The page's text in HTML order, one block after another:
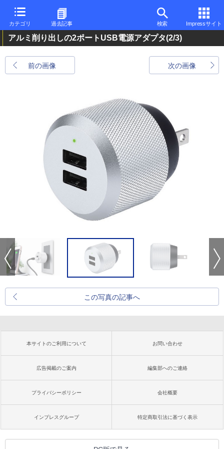
カテゴリ 過去記事 検索 Impressサイト
アルミ削り出しの2ポートUSB電源アダプタ(2/3)
前の画像 次の画像
この写真の記事へ
本サイトのご利用について お問い合わせ
広告掲載のご案内 編集部へのご連絡
プライバシーポリシー 会社概要
インプレスグループ 特定商取引法に基づく表示